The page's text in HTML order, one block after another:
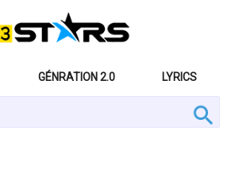
GÉNRATION 2.0 LYRICS